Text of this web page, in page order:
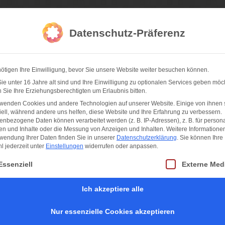
Fotografie
Feste
Datenschutz-Präferenz
Ihre Einwilligung, bevor Sie unsere Website weiter besuchen können.
unter 16 Jahre alt sind und Ihre Einwilligung zu optionalen Services geben
Sie Ihre Erziehungsberechtigten um Erlaubnis bitten.
Cookies und andere Technologien auf unserer Website. Einige von ihnen
während andere uns helfen, diese Website und Ihre Erfahrung zu verbessern.
Daten können verarbeitet werden (z. B. IP-Adressen), z. B. für
und Inhalte oder die Messung von Anzeigen und Inhalten. Weitere
Ihrer Daten finden Sie in unserer Datenschutzerklärung. Sie können Ihre
jederzeit unter Einstellungen widerrufen oder anpassen.
eine Liste der Service-Gruppen, für die eine Einwilligung erteilt werden
Externe
Ich akzeptiere alle
Nur essenzielle Cookies akzeptieren